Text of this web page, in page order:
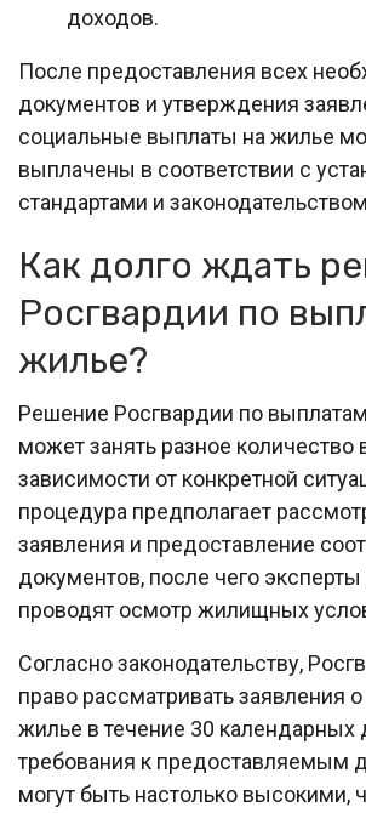
доходов.
После предоставления всех
документов и утверждения
социальные выплаты на жилье
выплачены в соответствии с
стандартами и
Как долго ждать
Росгвардии по
жилье?
Решение Росгвардии по
может занять разное количество
зависимости от конкретной
процедура предполагает
заявления и предоставление
документов, после чего
проводят осмотр жилищных
Согласно законодательству,
право рассматривать заявления
жилье в течение 30 календарных
требования к предоставляемым
могут быть настолько высокими,